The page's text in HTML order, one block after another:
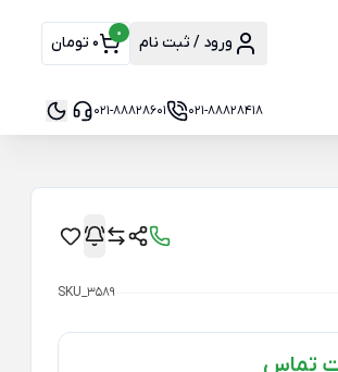
ورود / ثبت نام 0 0 تومان
021-88828418
021-88828601
SKU_3589
تماس